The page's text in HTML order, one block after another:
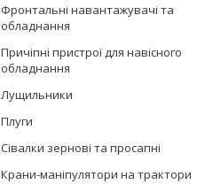
Фронтальні навантажувачі та
обладнання
Причіпні пристрої для навісного
обладнання
Лущильники
Плуги
Сівалки зернові та просапні
Крани-маніпулятори на трактори